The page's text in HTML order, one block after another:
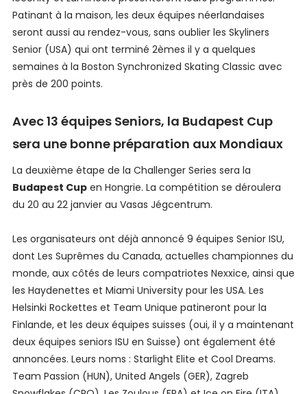
Patinant à la maison, les deux équipes néerlandaises
seront aussi au rendez-vous, sans oublier les Skyliners
Senior (USA) qui ont terminé 2èmes il y a quelques
semaines à la Boston Synchronized Skating Classic avec
près de 200 points.
Avec 13 équipes Seniors, la Budapest Cup
sera une bonne préparation aux Mondiaux
La deuxième étape de la Challenger Series sera la
Budapest Cupen Hongrie. La compétition se déroulera
du 20 au 22 janvier au Vasas Jégcentrum.
Les organisateurs ont déjà annoncé 9 équipes Senior ISU,
dont Les Suprêmes du Canada, actuelles championnes du
monde, aux côtés de leurs compatriotes Nexxice, ainsi que
les Haydenettes et Miami University pour les USA. Les
Helsinki Rockettes et Team Unique patineront pour la
Finlande, et les deux équipes suisses (oui, il y a maintenant
deux équipes seniors ISU en Suisse) ont également été
annoncées. Leurs noms : Starlight Elite et Cool Dreams.
Team Passion (HUN), United Angels (GER), Zagreb